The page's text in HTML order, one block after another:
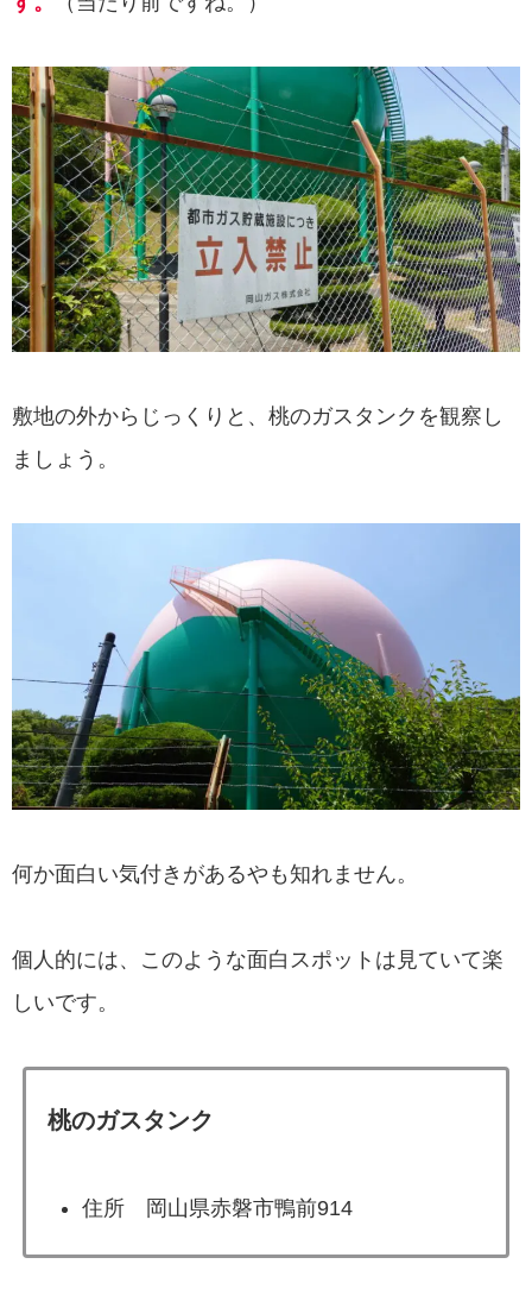
敷地の外からじっくりと、桃のガスタンクを観察し
ましょう。
何か面白い気付きがあるやも知れません。
個人的には、このような面白スポットは見ていて楽
しいです。
桃のガスタンク
住所 岡山県赤磐市鴨前914